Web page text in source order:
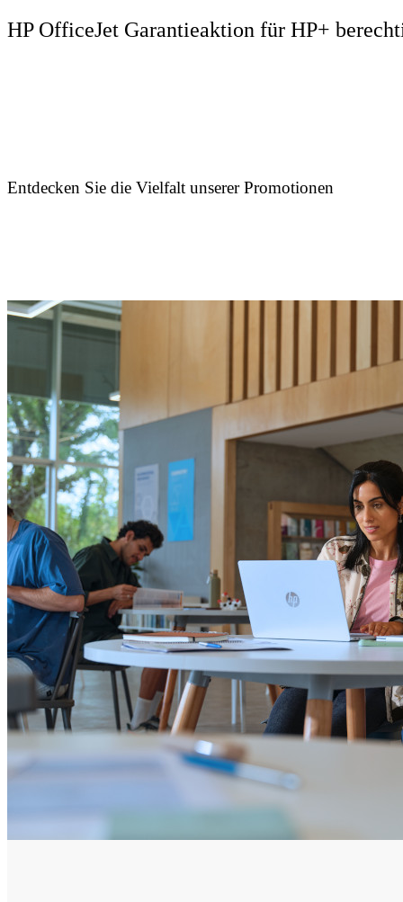
HP OfficeJet Garantieaktion für HP+
Entdecken Sie die Vielfalt unserer Promotionen